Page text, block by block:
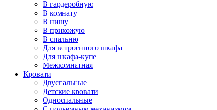
В гардеробную
В комнату
В нишу
В прихожую
В спальню
Для встроенного шкафа
Для шкафа-купе
Межкомнатная
Кровати
Двуспальные
Детские кровати
Односпальные